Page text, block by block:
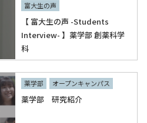
富大生の声
【 富大生の声 -Students
Interview- 】薬学部 創薬科学
科
薬学部 オープンキャンパス
薬学部 研究紹介